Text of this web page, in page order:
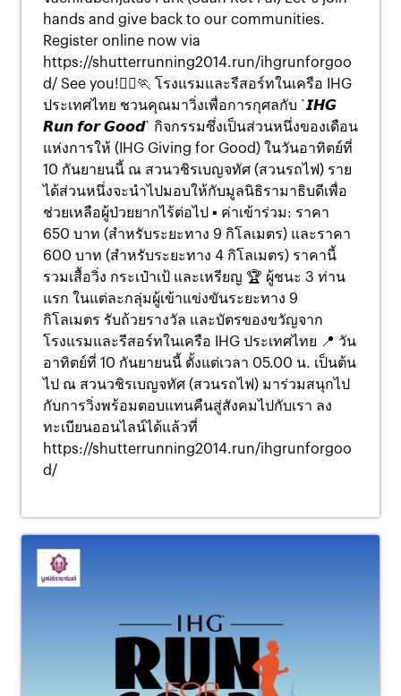
hands and give back to our communities.
Register online now via
https://shutterrunning2014.run/ihgrunforgoo
d/ See you!🏃‍♀️🏃 โรงแรมและรีสอร์ทในเครือ IHG
ประเทศไทย ชวนคุณมาวิ่งเพื่อการกุศลกับ `𝙄𝙃𝙂
𝙍𝙪𝙣 𝙛𝙤𝙧 𝙂𝙤𝙤𝙙` กิจกรรมซึ่งเป็นส่วนหนึ่งของเดือน
แห่งการให้ (IHG Giving for Good) ในวันอาทิตย์ที่
10 กันยายนนี้ ณ สวนวชิรเบญจทัศ (สวนรถไฟ) ราย
ได้ส่วนหนึ่งจะนำไปมอบให้กับมูลนิธิรามาธิบดีเพื่อ
ช่วยเหลือผู้ป่วยยากไร้ต่อไป ▪️ ค่าเข้าร่วม: ราคา
650 บาท (สำหรับระยะทาง 9 กิโลเมตร) และราคา
600 บาท (สำหรับระยะทาง 4 กิโลเมตร) ราคานี้
รวมเสื้อวิ่ง กระเป๋าเป้ และเหรียญ 🏆 ผู้ชนะ 3 ท่าน
แรก ในแต่ละกลุ่มผู้เข้าแข่งขันระยะทาง 9
กิโลเมตร รับถ้วยรางวัล และบัตรของขวัญจาก
โรงแรมและรีสอร์ทในเครือ IHG ประเทศไทย 📍 วัน
อาทิตย์ที่ 10 กันยายนนี้ ตั้งแต่เวลา 05.00 น. เป็นต้น
ไป ณ สวนวชิรเบญจทัศ (สวนรถไฟ) มาร่วมสนุกไป
กับการวิ่งพร้อมตอบแทนคืนสู่สังคมไปกับเรา ลง
ทะเบียนออนไลน์ได้แล้วที่
https://shutterrunning2014.run/ihgrunforgoo
d/